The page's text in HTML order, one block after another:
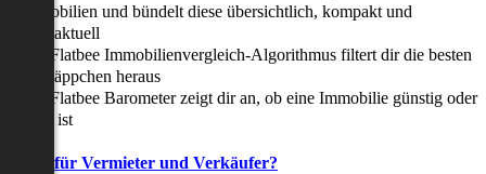
Immobilien und bündelt diese übersichtlich, kompakt und
tagesaktuell
Der Flatbee Immobilienvergleich-Algorithmus filtert dir die besten
Schnäppchen heraus
Der Flatbee Barometer zeigt dir an, ob eine Immobilie günstig oder
teuer ist
für Vermieter und Verkäufer?